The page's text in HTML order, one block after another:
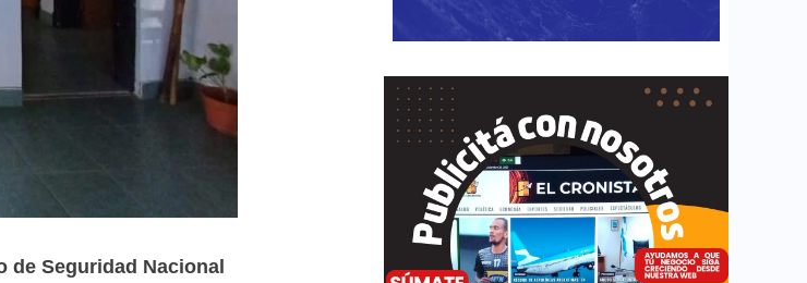
Seguridad Nacional